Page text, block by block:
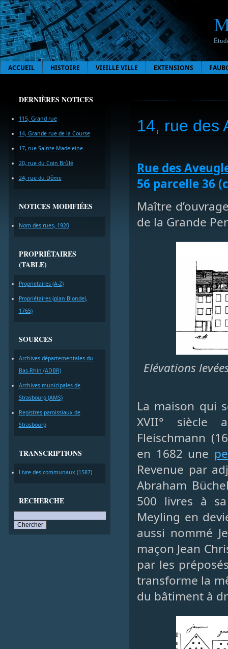
ACCUEIL HISTOIRE VIEILLE VILLE EXTENSIONS
DERNIÈRES NOTICES
115, Grand rue
14, Grande rue de la Course
17, rue Sainte-Madeleine
20, rue du Coin Brûlé
24, rue du Dôme
NOTICES MODIFIÉES
Nom des rues, 1920
PROPRIÉTAIRES
(TABLE)
Proprietaires (A-Z)
Propriétaires (plan Blondel,
1765)
SOURCES
Archives départementales du
Bas-Rhin (ADBR)
Archives municipales de
Strasbourg (AMS)
Registres paroissiaux de
Strasbourg
TRANSCRIPTIONS
Livre des communaux (1587)
RECHERCHE
14, rue des
Rue des
56 parcelle 36
Maître
de la Grande
Elévations
La maison qui
XVII° siècle
Fleischmann
en 1682 une
Revenue par
Abraham
500 livres à
Meyling en
aussi nommé
maçon Jean
par les
transforme la
du bâtiment à